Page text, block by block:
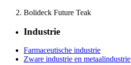
Bolideck Future Teak
Industrie
Farmaceutische industrie
Zware industrie en metaalindustrie